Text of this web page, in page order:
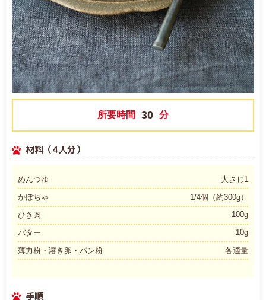
所要時間 30 分
材料（4人分）
めんつゆ
大さじ1
かぼちゃ
1/4個（約300g）
ひき肉
100g
バター 10g
薄力粉・溶き卵・パン粉 各適量
手順